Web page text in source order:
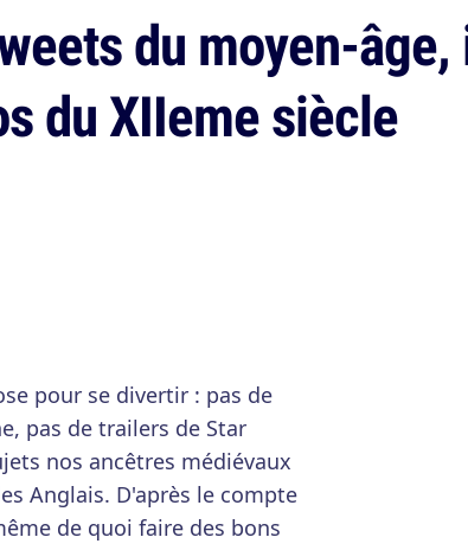
du moyen-
du XIIeme siècle
pour se divertir : pas de
pas de trailers de Star
nos ancêtres médiévaux
Anglais. D'après le compte
de quoi faire des bons